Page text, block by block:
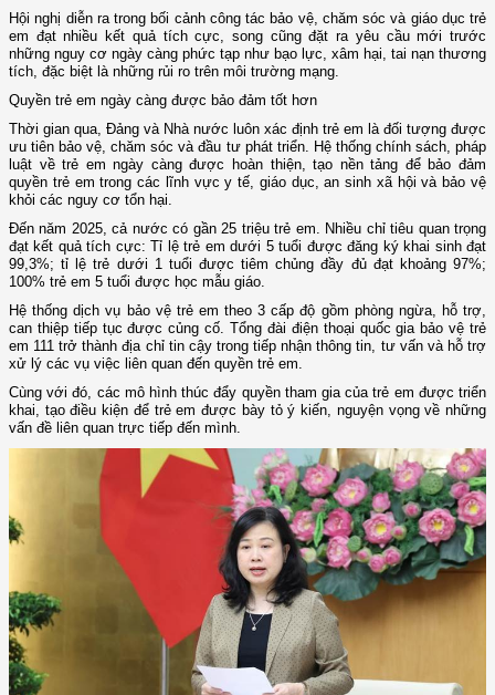
Hội nghị diễn ra trong bối cảnh công tác bảo vệ, chăm sóc và giáo dục trẻ
em đạt nhiều kết quả tích cực, song cũng đặt ra yêu cầu mới trước
những nguy cơ ngày càng phức tạp như bạo lực, xâm hại, tai nạn thương
tích, đặc biệt là những rủi ro trên môi trường mạng.
Quyền trẻ em ngày càng được bảo đảm tốt hơn
Thời gian qua, Đảng và Nhà nước luôn xác định trẻ em là đối tượng được
ưu tiên bảo vệ, chăm sóc và đầu tư phát triển. Hệ thống chính sách, pháp
luật về trẻ em ngày càng được hoàn thiện, tạo nền tảng để bảo đảm
quyền trẻ em trong các lĩnh vực y tế, giáo dục, an sinh xã hội và bảo vệ
khỏi các nguy cơ tổn hại.
Đến năm 2025, cả nước có gần 25 triệu trẻ em. Nhiều chỉ tiêu quan trọng
đạt kết quả tích cực: Tỉ lệ trẻ em dưới 5 tuổi được đăng ký khai sinh đạt
99,3%; tỉ lệ trẻ dưới 1 tuổi được tiêm chủng đầy đủ đạt khoảng 97%;
100% trẻ em 5 tuổi được học mẫu giáo.
Hệ thống dịch vụ bảo vệ trẻ em theo 3 cấp độ gồm phòng ngừa, hỗ trợ,
can thiệp tiếp tục được củng cố. Tổng đài điện thoại quốc gia bảo vệ trẻ
em 111 trở thành địa chỉ tin cậy trong tiếp nhận thông tin, tư vấn và hỗ trợ
xử lý các vụ việc liên quan đến quyền trẻ em.
Cùng với đó, các mô hình thúc đẩy quyền tham gia của trẻ em được triển
khai, tạo điều kiện để trẻ em được bày tỏ ý kiến, nguyện vọng về những
vấn đề liên quan trực tiếp đến mình.